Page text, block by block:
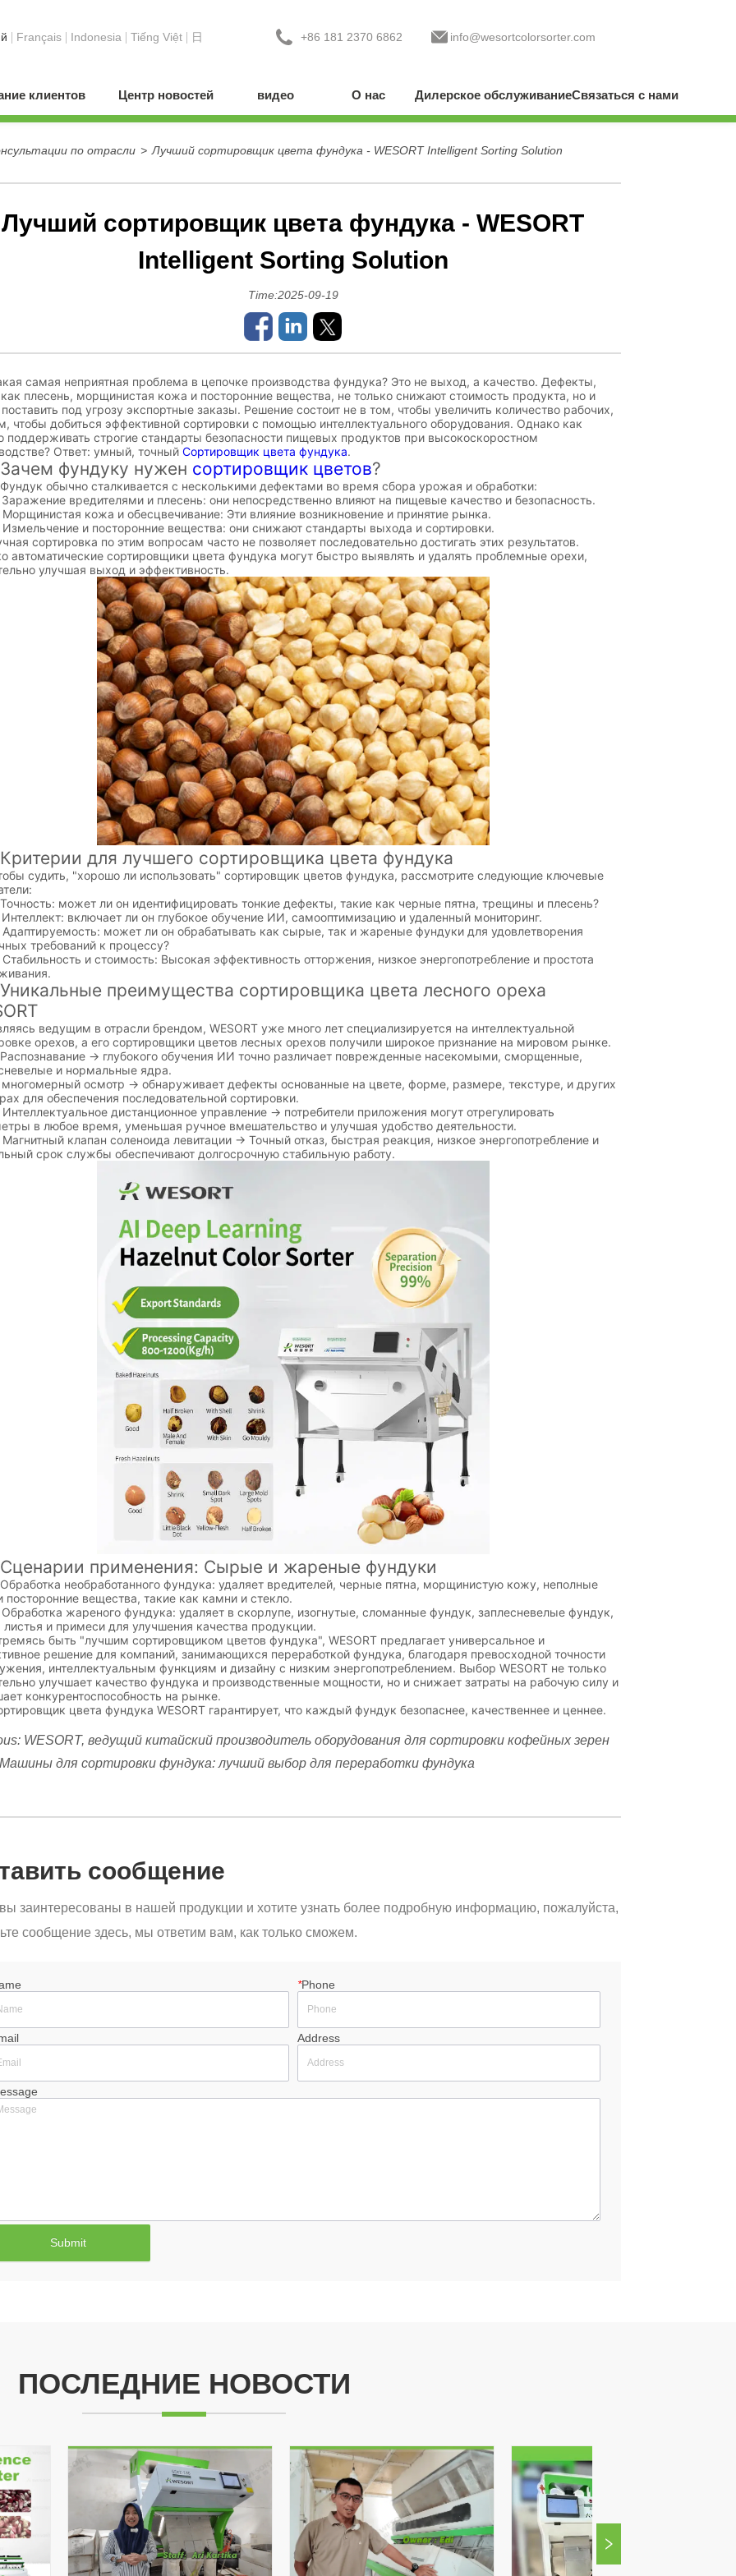
+86 181 2370 6862
Français Indonesia Tiếng Việt
日
info@wesortcolorsorter.com
клиентов Центр новостей видео О нас Дилерское обслуживаниеСвязаться с нами
по отрасли > Лучший сортировщик цвета фундука - WESORT Intelligent Sorting Solution
Лучший сортировщик цвета фундука - WESORT
Intelligent Sorting Solution
Time:2025-09-19
самая неприятная проблема в цепочке производства фундука? Это не выход, а качество. Дефекты,
плесень, морщинистая кожа и посторонние вещества, не только снижают стоимость продукта, но и
под угрозу экспортные заказы. Решение состоит не в том, чтобы увеличить количество рабочих,
чтобы добиться эффективной сортировки с помощью интеллектуального оборудования. Однако как
поддерживать строгие стандарты безопасности пищевых продуктов при высокоскоростном
Ответ: умный, точныйСортировщик цвета фундука.
фундуку нужен сортировщик цветов?
обычно сталкивается с несколькими дефектами во время сбора урожая и обработки:
вредителями и плесень: они непосредственно влияют на пищевые качество и безопасность.
кожа и обесцвечивание: Эти влияние возникновение и принятие рынка.
и посторонние вещества: они снижают стандарты выхода и сортировки.
сортировка по этим вопросам часто не позволяет последовательно достигать этих результатов.
автоматические сортировщики цвета фундука могут быстро выявлять и удалять проблемные орехи,
улучшая выход и эффективность.
для лучшего сортировщика цвета фундука
судить, "хорошо ли использовать" сортировщик цветов фундука, рассмотрите следующие ключевые
может ли он идентифицировать тонкие дефекты, такие как черные пятна, трещины и плесень?
включает ли он глубокое обучение ИИ, самооптимизацию и удаленный мониторинг.
может ли он обрабатывать как сырые, так и жареные фундуки для удовлетворения
требований к процессу?
и стоимость: Высокая эффективность отторжения, низкое энергопотребление и простота
преимущества сортировщика цвета лесного ореха
ведущим в отрасли брендом, WESORT уже много лет специализируется на интеллектуальной
орехов, а его сортировщики цветов лесных орехов получили широкое признание на мировом рынке.
→ глубокого обучения ИИ точно различает поврежденные насекомыми, сморщенные,
и нормальные ядра.
осмотр → обнаруживает дефекты основанные на цвете, форме, размере, текстуре, и других
для обеспечения последовательной сортировки.
дистанционное управление → потребители приложения могут отрегулировать
в любое время, уменьшая ручное вмешательство и улучшая удобство деятельности.
клапан соленоида левитации → Точный отказ, быстрая реакция, низкое энергопотребление и
срок службы обеспечивают долгосрочную стабильную работу.
применения: Сырые и жареные фундуки
необработанного фундука: удаляет вредителей, черные пятна, морщинистую кожу, неполные
посторонние вещества, такие как камни и стекло.
жареного фундука: удаляет в скорлупе, изогнутые, сломанные фундук, заплесневелые фундук,
листья и примеси для улучшения качества продукции.
быть "лучшим сортировщиком цветов фундука", WESORT предлагает универсальное и
решение для компаний, занимающихся переработкой фундука, благодаря превосходной точности
интеллектуальным функциям и дизайну с низким энергопотреблением. Выбор WESORT не только
улучшает качество фундука и производственные мощности, но и снижает затраты на рабочую силу и
конкурентоспособность на рынке.
цвета фундука WESORT гарантирует, что каждый фундук безопаснее, качественнее и ценнее.
WESORT, ведущий китайский производитель оборудования для сортировки кофейных зерен
Машины для сортировки фундука: лучший выбор для переработки фундука
сообщение
заинтересованы в нашей продукции и хотите узнать более подробную информацию, пожалуйста,
сообщение здесь, мы ответим вам, как только сможем.
*Phone
Address
Submit
ПОСЛЕДНИЕ НОВОСТИ